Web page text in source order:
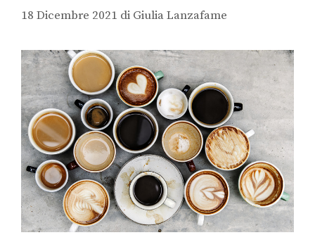
18 Dicembre 2021 di Giulia Lanzafame